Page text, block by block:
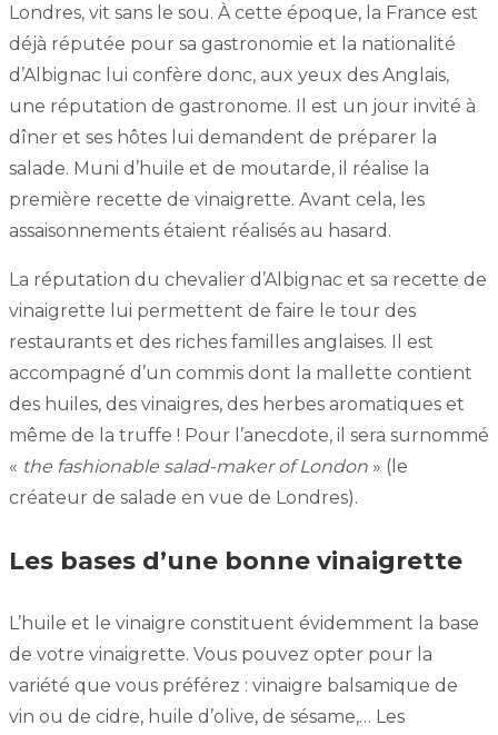
Londres, vit sans le sou. À cette époque, la France est
déjà réputée pour sa gastronomie et la nationalité
d’Albignac lui confère donc, aux yeux des Anglais,
une réputation de gastronome. Il est un jour invité à
dîner et ses hôtes lui demandent de préparer la
salade. Muni d’huile et de moutarde, il réalise la
première recette de vinaigrette. Avant cela, les
assaisonnements étaient réalisés au hasard.
La réputation du chevalier d’Albignac et sa recette de
vinaigrette lui permettent de faire le tour des
restaurants et des riches familles anglaises. Il est
accompagné d’un commis dont la mallette contient
des huiles, des vinaigres, des herbes aromatiques et
même de la truffe ! Pour l’anecdote, il sera surnommé
« the fashionable salad-maker of London » (le
créateur de salade en vue de Londres).
Les bases d’une bonne vinaigrette
L’huile et le vinaigre constituent évidemment la base
de votre vinaigrette. Vous pouvez opter pour la
variété que vous préférez : vinaigre balsamique de
vin ou de cidre, huile d’olive, de sésame,… Les